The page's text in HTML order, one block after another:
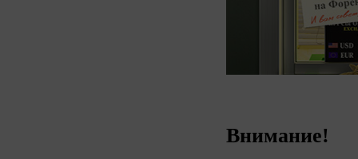
Внимание!